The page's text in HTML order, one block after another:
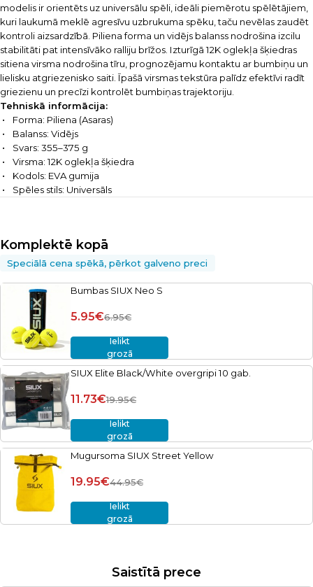
modelis ir orientēts uz universālu spēli, ideāli piemērotu spēlētājiem,
kuri laukumā meklē agresīvu uzbrukuma spēku, taču nevēlas zaudēt
kontroli aizsardzībā. Piliena forma un vidējs balanss nodrošina izcilu
stabilitāti pat intensīvāko ralliju brīžos. Izturīgā 12K oglekļa šķiedras
sitiena virsma nodrošina tīru, prognozējamu kontaktu ar bumbiņu un
lielisku atgriezenisko saiti. Īpašā virsmas tekstūra palīdz efektīvi radīt
griezienu un precīzi kontrolēt bumbiņas trajektoriju.
Tehniskā informācija:
Forma: Piliena (Asaras)
Balanss: Vidējs
Svars: 355–375 g
Virsma: 12K oglekļa šķiedra
Kodols: EVA gumija
Spēles stils: Universāls
Komplektē kopā
Speciālā cena spēkā, pērkot galveno preci
Bumbas SIUX Neo S
5.95€6.95€
Ielikt
grozā
SIUX Elite Black/White overgripi 10 gab.
11.73€19.95€
Ielikt
grozā
Mugursoma SIUX Street Yellow
19.95€44.95€
Ielikt
grozā
Saistītā prece